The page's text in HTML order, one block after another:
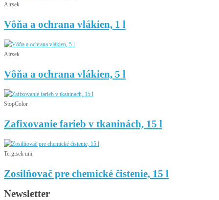
Airsek
Vôňa a ochrana vlákien, 1 l
Airsek
Vôňa a ochrana vlákien, 5 l
StopColor
Zafixovanie farieb v tkaninách, 15 l
Tergisek uni
Zosilňovač pre chemické čistenie, 15 l
Newsletter